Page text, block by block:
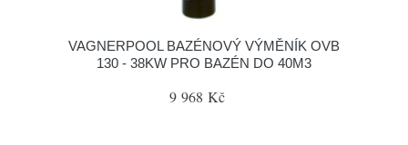
VAGNERPOOL BAZÉNOVÝ VÝMĚNÍK OVB
130 - 38KW PRO BAZÉN DO 40M3
9 968 Kč